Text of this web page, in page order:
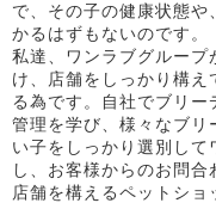
で、その子の健康状態
かるはずもないのです。
私達、ワンラブグループ
け、店舗をしっかり構
る為です。自社でブリ
管理を学び、様々なブリ
い子をしっかり選別し
し、お客様からのお問合
店舗を構えるペットシ